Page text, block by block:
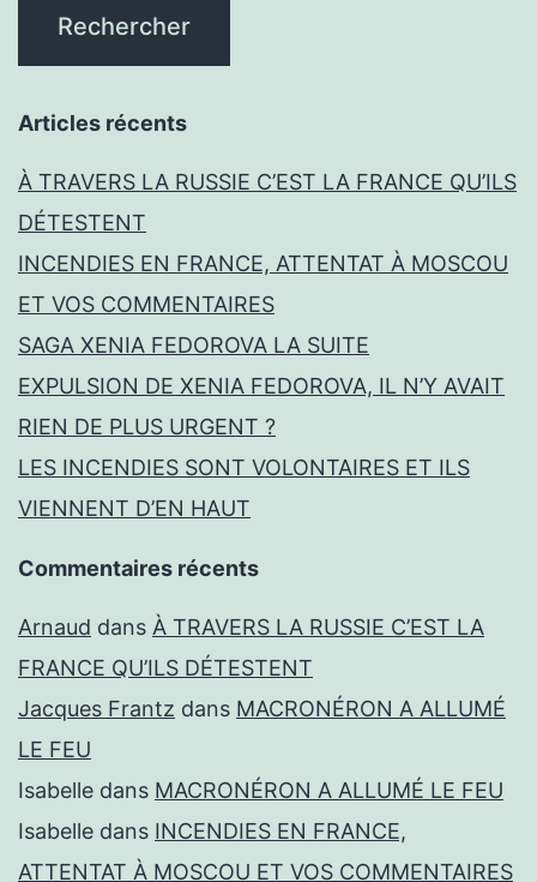
Articles récents
À TRAVERS LA RUSSIE C’EST LA FRANCE QU’ILS
DÉTESTENT
INCENDIES EN FRANCE, ATTENTAT À MOSCOU
ET VOS COMMENTAIRES
SAGA XENIA FEDOROVA LA SUITE
EXPULSION DE XENIA FEDOROVA, IL N’Y AVAIT
RIEN DE PLUS URGENT ?
LES INCENDIES SONT VOLONTAIRES ET ILS
VIENNENT D’EN HAUT
Commentaires récents
Arnaud dans À TRAVERS LA RUSSIE C’EST LA
FRANCE QU’ILS DÉTESTENT
Jacques Frantz dans MACRONÉRON A ALLUMÉ
LE FEU
Isabelle dans MACRONÉRON A ALLUMÉ LE FEU
Isabelle dans INCENDIES EN FRANCE,
ATTENTAT À MOSCOU ET VOS COMMENTAIRES